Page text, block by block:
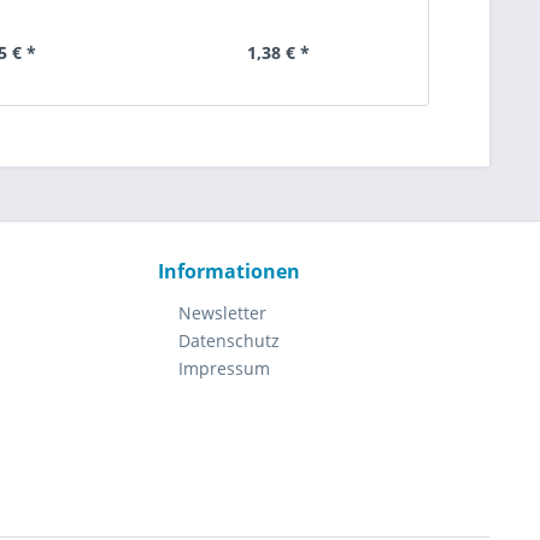
€ * 1,38 € *
Informationen
Newsletter
Datenschutz
Impressum